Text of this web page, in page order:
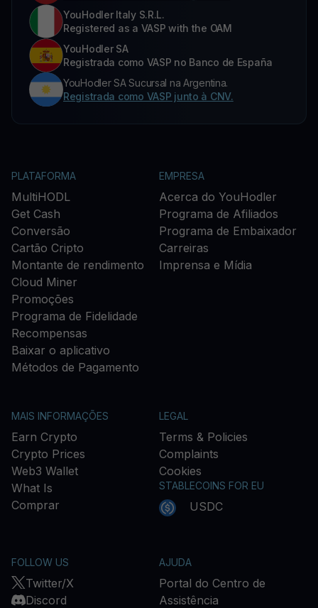
YouHodler Italy S.R.L.
Registered as a VASP with the OAM
YouHodler SA
Registrada como VASP no Banco de España
YouHodler SA Sucursal na Argentina.
Registrada como VASP junto à CNV.
PLATAFORMA
MultiHODL
Get Cash
Conversão
Cartão Cripto
Montante de rendimento
Cloud Miner
Promoções
Programa de Fidelidade
Recompensas
Baixar o aplicativo
Métodos de Pagamento
EMPRESA
Acerca do YouHodler
Programa de Afiliados
Programa de Embaixador
Carreiras
Imprensa e Mídia
MAIS INFORMAÇÕES
Earn Crypto
Crypto Prices
Web3 Wallet
What Is
Comprar
LEGAL
Terms & Policies
Complaints
Cookies
STABLECOINS FOR EU
USDC
FOLLOW US
Twitter/X
Discord
AJUDA
Portal do Centro de
Assistência